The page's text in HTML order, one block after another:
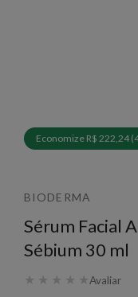
Economize R$ 222,24
BIODERMA
Sérum Facial
Sébium 30 ml
★ ★ ★ ★ ★Avaliar